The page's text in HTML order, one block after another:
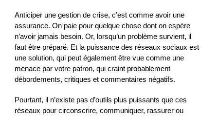
Anticiper une gestion de crise, c’est comme avoir une
assurance. On paie pour quelque chose dont on espère
n’avoir jamais besoin. Or, lorsqu’un problème survient, il
faut être préparé. Et la puissance des réseaux sociaux est
une solution, qui peut également être vue comme une
menace par votre patron, qui craint probablement
débordements, critiques et commentaires négatifs.
Pourtant, il n’existe pas d’outils plus puissants que ces
réseaux pour circonscrire, communiquer, rassurer ou